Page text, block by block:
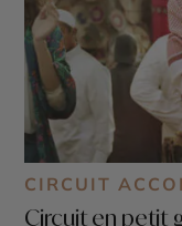
CIRCUIT
Circuit en petit